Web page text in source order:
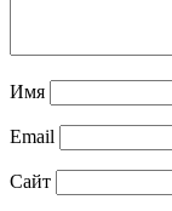
Имя
Email
Сайт